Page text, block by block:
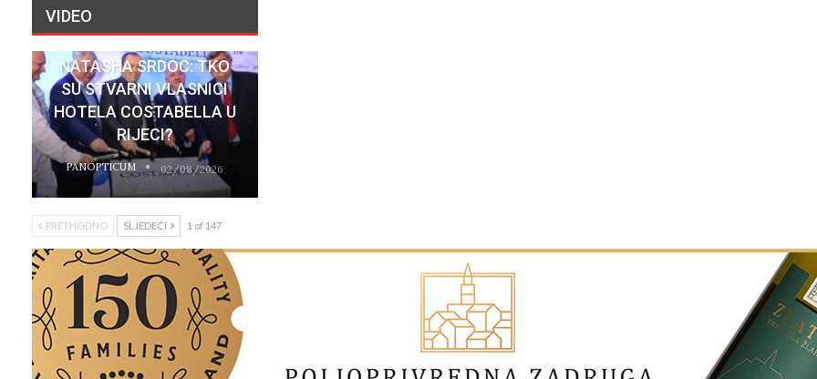
VIDEO
NATASHA SRDOC: TKO
SU STVARNI VLASNICI
HOTELA COSTABELLA U
RIJECI?
PANOPTICUM 02/08/2026
PRETHODNO SLJEDEĆI 1 of 147